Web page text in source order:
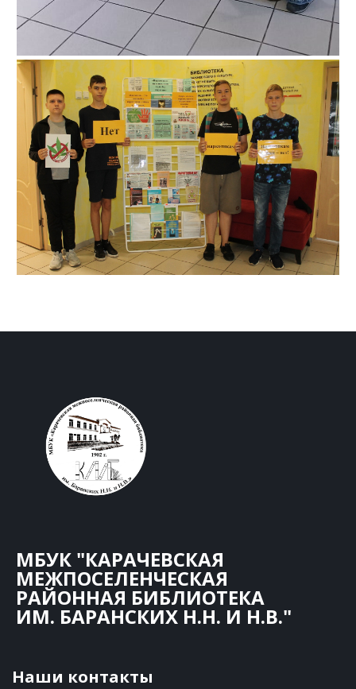
МБУК "КАРАЧЕВСКАЯ
МЕЖПОСЕЛЕНЧЕСКАЯ
РАЙОННАЯ БИБЛИОТЕКА
ИМ. БАРАНСКИХ Н.Н. И Н.В."
Наши контакты